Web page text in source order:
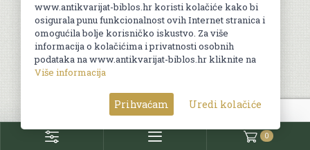
Uvjeti kupnje
© Sva prava pridržana. Web by
0
www.antikvarijat-biblos.hr koristi kolačiće kako bi
osigurala punu funkcionalnost ovih Internet stranica i
omogućila bolje korisničko iskustvo. Za više
informacija o kolačićima i privatnosti osobnih
podataka na www.antikvarijat-biblos.hr kliknite na
Više informacija
Prihvaćam Uredi kolačiće